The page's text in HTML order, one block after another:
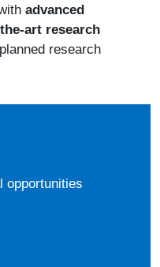
advanced
art research
research
opportunities